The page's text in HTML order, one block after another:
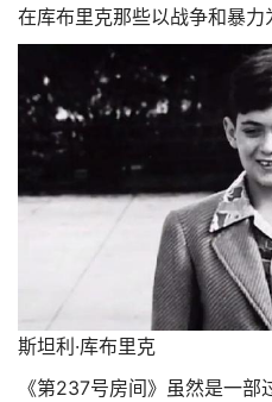
在库布里克那些以战争和暴力
斯坦利·库布里克
《第237号房间》虽然是一